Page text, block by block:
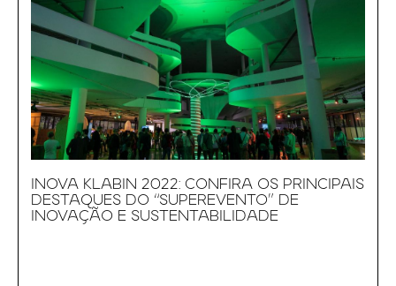
INOVA KLABIN 2022: CONFIRA OS PRINCIPAIS
DESTAQUES DO “SUPEREVENTO” DE
INOVAÇÃO E SUSTENTABILIDADE